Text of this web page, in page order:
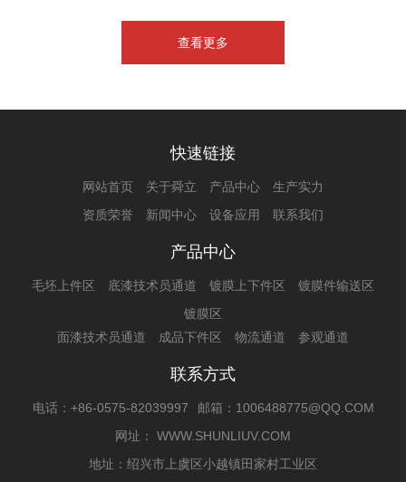
查看更多
快速链接
网站首页 关于舜立 产品中心
生产实力
资质荣誉
新闻中心 设备应用 联系我们
产品中心
毛坯上件区 底漆技术员通道 镀膜上下件区
镀膜件输送区
镀膜区
面漆技术员通道
成品下件区 物流通道 参观通道
联系方式
电话：+86-0575-82039997
邮箱：1006488775@QQ.COM
网址： WWW.SHUNLIUV.COM
地址：绍兴市上虞区小越镇田家村工业区